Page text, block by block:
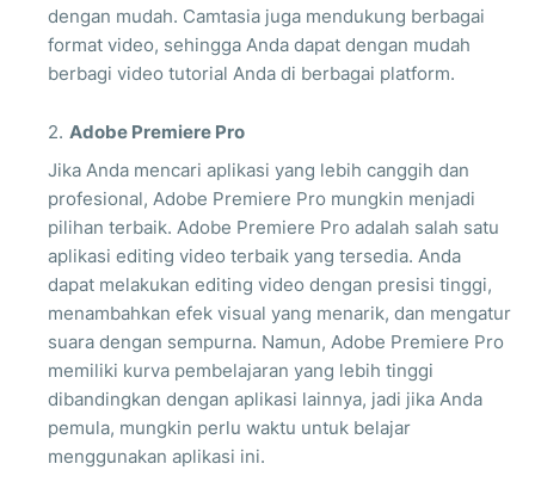
dengan mudah. Camtasia juga mendukung berbagai
format video, sehingga Anda dapat dengan mudah
berbagi video tutorial Anda di berbagai platform.
Adobe Premiere Pro
Jika Anda mencari aplikasi yang lebih canggih dan
profesional, Adobe Premiere Pro mungkin menjadi
pilihan terbaik. Adobe Premiere Pro adalah salah satu
aplikasi editing video terbaik yang tersedia. Anda
dapat melakukan editing video dengan presisi tinggi,
menambahkan efek visual yang menarik, dan mengatur
suara dengan sempurna. Namun, Adobe Premiere Pro
memiliki kurva pembelajaran yang lebih tinggi
dibandingkan dengan aplikasi lainnya, jadi jika Anda
pemula, mungkin perlu waktu untuk belajar
menggunakan aplikasi ini.